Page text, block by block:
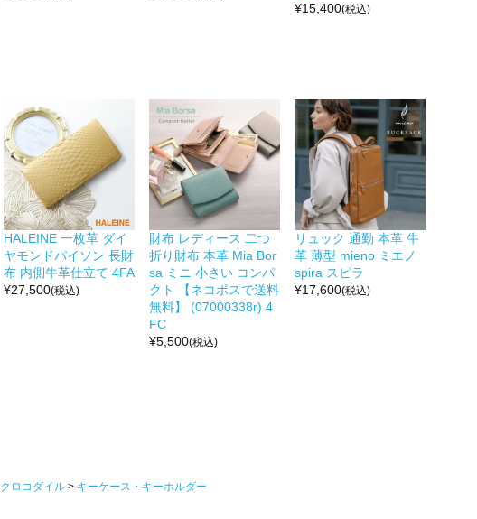
¥15,400(税込)
HALEINE 一枚革 ダイ
ヤモンドパイソン 長財
布 内側牛革仕立て 4FA
¥27,500(税込)
財布 レディース 二つ
折り財布 本革 Mia Bor
sa ミニ 小さい コンパ
クト 【ネコポスで送料
無料】 (07000338r) 4
FC
¥5,500(税込)
リュック 通勤 本革 牛
革 薄型 mieno ミエノ
spira スピラ
¥17,600(税込)
クロコダイル
キーケース・キーホルダー